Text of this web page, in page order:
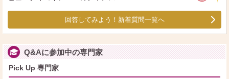
回答してみよう！新着質問一覧へ
Q&Aに参加中の専門家
Pick Up 専門家